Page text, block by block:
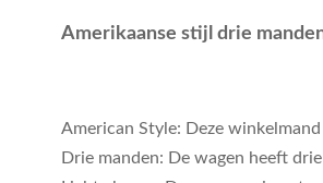
Amerikaanse stijl drie
American Style: Deze
Drie manden: De wagen heeft